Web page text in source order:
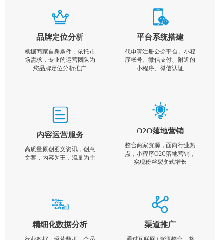
品牌定位分析
根据商家自身条件，依托市
场需求，专业的运营团队为
您品牌定位分析推广
平台系统搭建
代申请注册公众平台、小程
序帐号、微信支付、附近的
小程序、微信认证
内容运营服务
高质量原创图文资讯，创意
文案，内容为王，流量为主
O2O落地营销
整合商家资源，面向行业热
点，小程序O2O落地营销，
实现粉丝裂变式增长
精细化数据分析 渠道推广